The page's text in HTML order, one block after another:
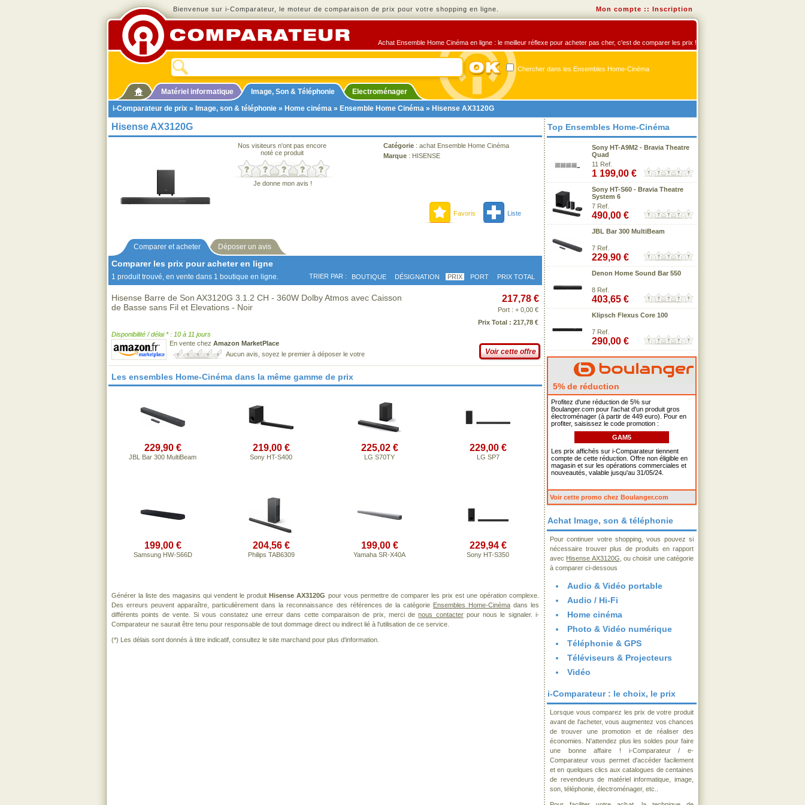
Bienvenue sur i-Comparateur, le moteur de comparaison de prix pour votre shopping en ligne. Mon compte :: Inscription
Achat Ensemble Home Cinéma en ligne : le meilleur réflexe pour acheter pas cher, c'est de comparer les prix !
Chercher dans les Ensembles Home-Cinéma
Matériel informatique Image, Son & Téléphonie
Electroménager
i-Comparateur de prix » Image, son & téléphonie » Home cinéma » Ensemble Home Cinéma » Hisense AX3120G
Hisense AX3120G
Nos visiteurs n'ont pas encore
noté ce produit
Je donne mon avis !
Catégorie : achat Ensemble Home Cinéma
Marque : HISENSE
Favoris Liste
Comparer et acheter Déposer un avis
Comparer les prix pour acheter en ligne
1 produit trouvé, en vente dans 1 boutique en ligne. TRIER PAR : BOUTIQUE DÉSIGNATION PRIX PORT PRIX TOTAL
Hisense Barre de Son AX3120G 3.1.2 CH - 360W Dolby Atmos avec Caisson
de Basse sans Fil et Elevations - Noir
Disponibilité / délai * : 10 à 11 jours
En vente chez Amazon MarketPlace
Aucun avis, soyez le premier à déposer le votre
217,78 €
Port : + 0,00 €
Prix Total : 217,78 €
Voir cette offre
Les ensembles Home-Cinéma dans la même gamme de prix
229,90 €
JBL Bar 300 MultiBeam
219,00 €
Sony HT-S400
225,02 €
LG S70TY
229,00 €
LG SP7
199,00 €
Samsung HW-S66D
204,56 €
Philips TAB6309
199,00 €
Yamaha SR-X40A
229,94 €
Sony HT-S350
Générer la liste des magasins qui vendent le produitHisense AX3120G pour vous permettre de comparer les prix est une opération complexe.
Des erreurs peuvent apparaître, particulièrement dans la reconnaissance des références de la catégorie Ensembles Home-Cinémadans les
différents points de vente. Si vous constatez une erreur dans cette comparaison de prix, merci denous contacterpour nous le signaler. i-
Comparateur ne saurait être tenu pour responsable de tout dommage direct ou indirect lié à l'utilisation de ce service.
(*) Les délais sont donnés à titre indicatif, consultez le site marchand pour plus d'information.
Top Ensembles Home-Cinéma
Sony HT-A9M2 - Bravia Theatre
Quad
11 Ref.
1 199,00 €
Sony HT-S60 - Bravia Theatre
System 6
7 Ref.
490,00 €
JBL Bar 300 MultiBeam
7 Ref.
229,90 €
Denon Home Sound Bar 550
8 Ref.
403,65 €
Klipsch Flexus Core 100
7 Ref.
290,00 €
5% de réduction
Profitez d'une réduction de 5% sur
Boulanger.com pour l'achat d'un produit gros
électroménager (à partir de 449 euro). Pour en
profiter, saisissez le code promotion :
GAM5
Les prix affichés sur i-Comparateur tiennent
compte de cette réduction. Offre non éligible en
magasin et sur les opérations commerciales et
nouveautés, valable jusqu'au 31/05/24.
Voir cette promo chez Boulanger.com
Achat Image, son & téléphonie
Pour continuer votre shopping, vous pouvez si
nécessaire trouver plus de produits en rapport
avec Hisense AX3120G , ou choisir une catégorie
à comparer ci-dessous
Audio & Vidéo portable
Audio / Hi-Fi
Home cinéma
Photo & Vidéo numérique
Téléphonie & GPS
Téléviseurs & Projecteurs
Vidéo
i-Comparateur : le choix, le prix
Lorsque vous comparez les prix de votre produit
avant de l'acheter, vous augmentez vos chances
de trouver une promotion et de réaliser des
économies. N'attendez plus les soldes pour faire
une bonne affaire ! i-Comparateur / e-
Comparateur vous permet d'accéder facilement
et en quelques clics aux catalogues de centaines
de revendeurs de matériel informatique, image,
son, téléphonie, électroménager, etc..